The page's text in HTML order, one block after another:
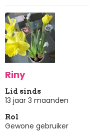
Riny
Lid sinds
13 jaar 3 maanden
Rol
Gewone gebruiker